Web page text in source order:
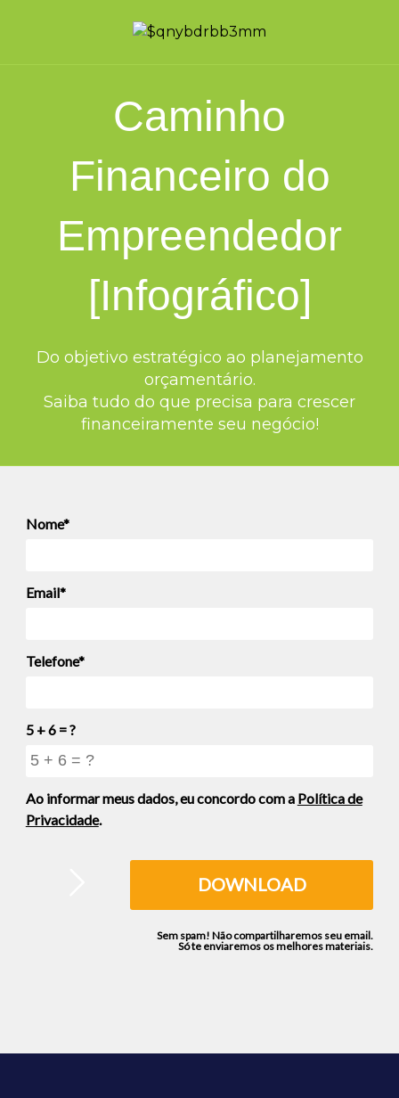
Caminho
Financeiro do
Empreendedor
[Infográfico]
Do objetivo estratégico ao planejamento
orçamentário.
Saiba tudo do que precisa para crescer
financeiramente seu negócio!
Nome*
Email*
Telefone*
5 + 6 = ?
Ao informar meus dados, eu concordo com a Política de
Privacidade.
Sem spam! Não compartilharemos seu email.
Só te enviaremos os melhores materiais.